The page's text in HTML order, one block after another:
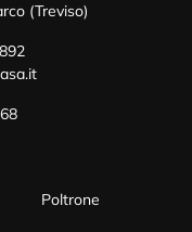
(Treviso)
Poltrone